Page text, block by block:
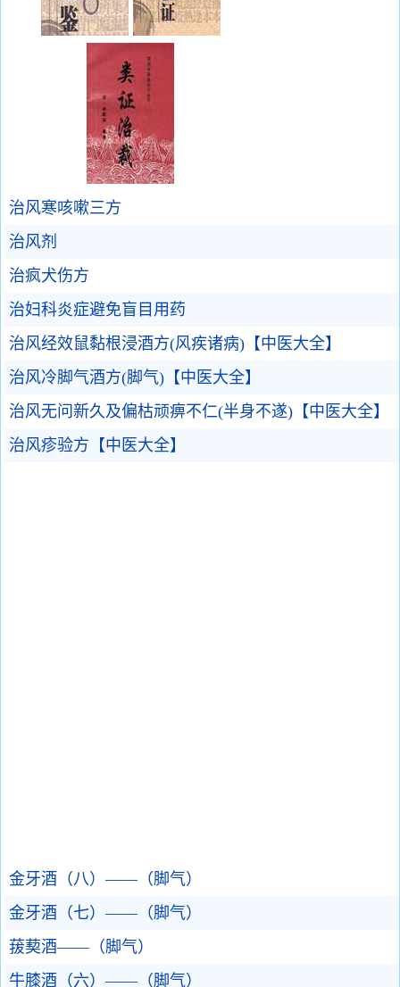
治风寒咳嗽三方
治风剂
治疯犬伤方
治妇科炎症避免盲目用药
治风经效鼠黏根浸酒方(风疾诸病)【中医大全】
治风冷脚气酒方(脚气)【中医大全】
治风无问新久及偏枯顽痹不仁(半身不遂)【中医大全】
治风疹验方【中医大全】
金牙酒（八）——（脚气）
金牙酒（七）——（脚气）
菝葜酒——（脚气）
牛膝酒（六）——（脚气）